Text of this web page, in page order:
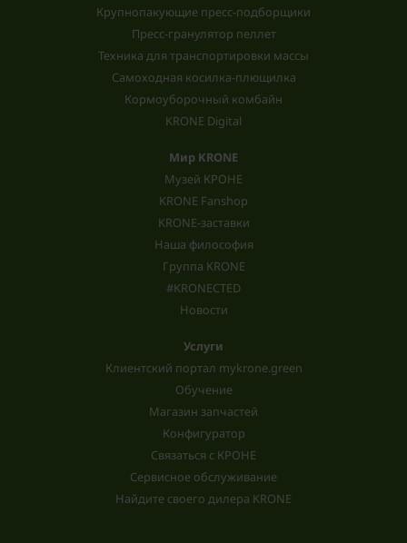
Крупнопакующие пресс-подборщики
Пресс-гранулятор пеллет
Техника для транспортировки массы
Самоходная косилка-плющилка
Кормоуборочный комбайн
KRONE Digital
Мир KRONE
Музей КРОНЕ
KRONE Fanshop
KRONE-заставки
Наша философия
Группа KRONE
#KRONECTED
Новости
Услуги
Клиентский портал mykrone.green
Обучение
Магазин запчастей
Конфигуратор
Связаться с КРОНЕ
Сервисное обслуживание
Найдите своего дилера KRONE